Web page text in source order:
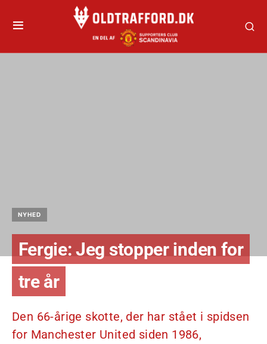
NYHED
Fergie: Jeg stopper inden for
tre år
Den 66-årige skotte, der har stået i spidsen
for Manchester United siden 1986,